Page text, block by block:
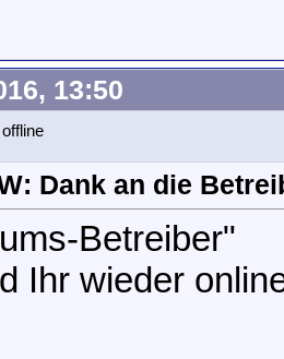
13:50
Dank an die
Betreiber"
Ihr wieder